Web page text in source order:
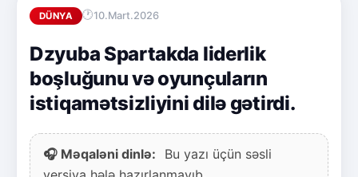
DÜNYA 10.Mart.2026
Dzyuba Spartakda liderlik
boşluğunu və oyunçuların
istiqamətsizliyini dilə gətirdi.
🎧 Məqaləni dinlə:
Bu yazı üçün səsli